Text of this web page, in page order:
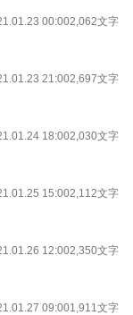
00:002,062文字
21:002,697文字
18:002,030文字
15:002,112文字
12:002,350文字
09:001,911文字